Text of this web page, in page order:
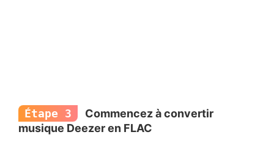
Étape 3
Commencez à convertir
musique Deezer en FLAC